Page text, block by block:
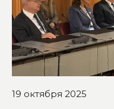
19 октября 2025